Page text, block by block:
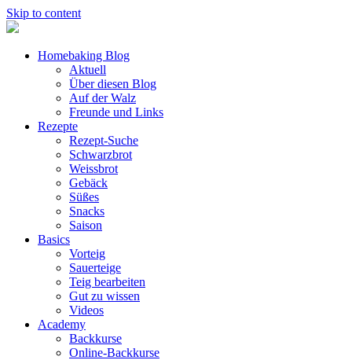
Skip to content
Homebaking Blog
Aktuell
Über diesen Blog
Auf der Walz
Freunde und Links
Rezepte
Rezept-Suche
Schwarzbrot
Weissbrot
Gebäck
Süßes
Snacks
Saison
Basics
Vorteig
Sauerteige
Teig bearbeiten
Gut zu wissen
Videos
Academy
Backkurse
Online-Backkurse